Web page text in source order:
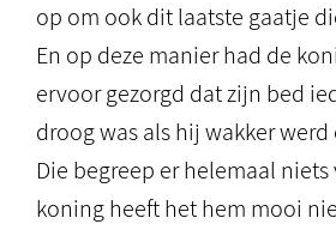
op om ook dit laatste gaatje
En op deze manier had de
ervoor gezorgd dat zijn bed
droog was als hij wakker werd
Die begreep er helemaal niets
koning heeft het hem mooi